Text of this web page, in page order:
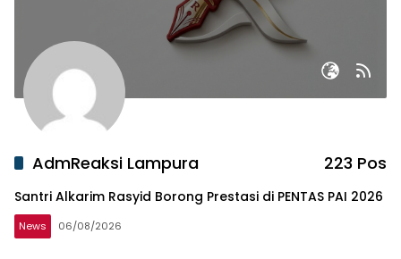
AdmReaksi Lampura 223 Pos
Santri Alkarim Rasyid Borong Prestasi di PENTAS PAI 2026
News 06/08/2026